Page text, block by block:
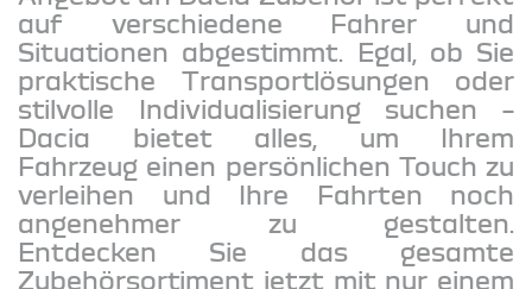
auf verschiedene Fahrer und
Situationen abgestimmt. Egal, ob Sie
praktische Transportlösungen oder
stilvolle Individualisierung suchen –
Dacia bietet alles, um Ihrem
Fahrzeug einen persönlichen Touch zu
verleihen und Ihre Fahrten noch
angenehmer zu gestalten.
Entdecken Sie das gesamte
Zubehörsortiment jetzt mit nur einem